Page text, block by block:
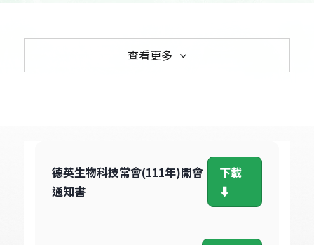
查看更多
德英生物科技常會(111年)開會
通知書
下載
⬇